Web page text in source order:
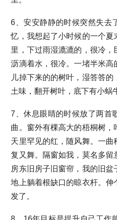
6、安安静静的时候突然失去
忆，我想起了小时候的一个
里，下过雨湿漉漉的，很冷
沥滴着水，很冷。一堵半米
儿掉下来的的树叶，湿答答
土味，翻开树叶，底下有小蜗
7、休息眼睛的时候放了两首
曲。窗外有棵高大的梧桐树
天里罕见的红，随风舞。一曲
复又舞。隔窗如我，莫名多留
房东旧房子旧窗帘，我的旧盆
地上躺着根缺口的晾衣杆。
发了。